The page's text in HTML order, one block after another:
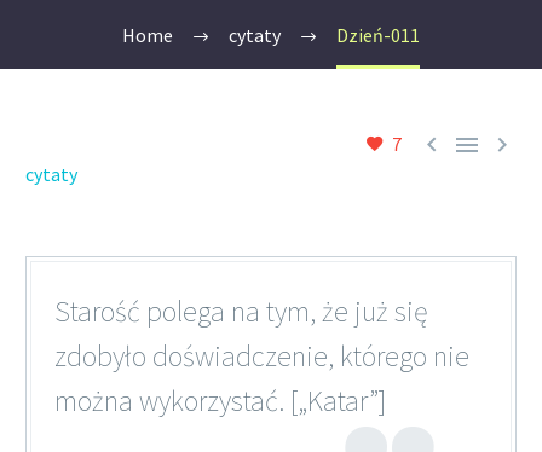
Home cytaty Dzień-011
7   
cytaty
Starość polega na tym, że już się
zdobyło doświadczenie, którego nie
można wykorzystać. [„Katar”]